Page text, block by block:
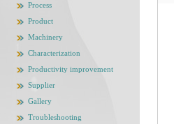
Process
Product
Machinery
Characterization
Productivity improvement
Supplier
Gallery
Troubleshooting